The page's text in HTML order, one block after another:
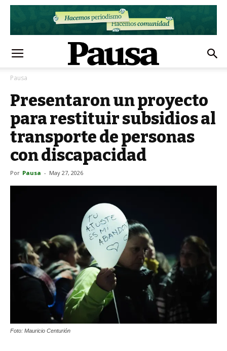
Pausa
Presentaron un proyecto
para restituir subsidios al
transporte de personas
con discapacidad
Por Pausa - May 27, 2026
Foto: Mauricio Centurión